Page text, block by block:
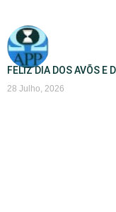
FELIZ DIA DOS AVÕS E
28 Julho, 2026